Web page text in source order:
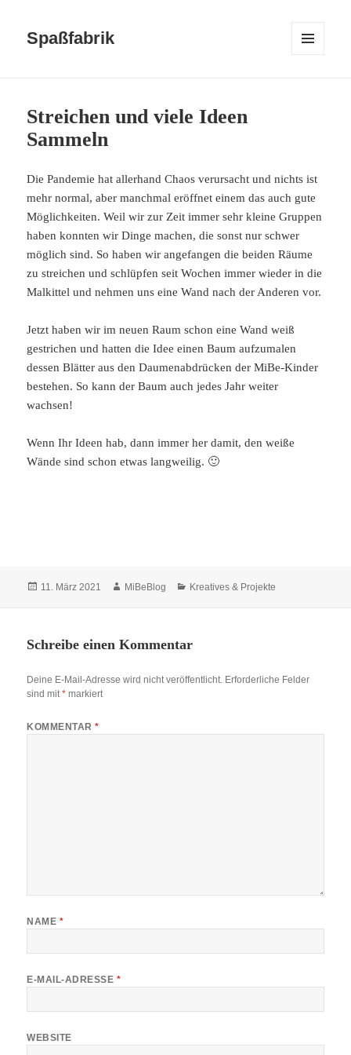
Spaßfabrik
Streichen und viele Ideen
Sammeln
Die Pandemie hat allerhand Chaos verursacht und nichts ist
mehr normal, aber manchmal eröffnet einem das auch gute
Möglichkeiten. Weil wir zur Zeit immer sehr kleine Gruppen
haben konnten wir Dinge machen, die sonst nur schwer
möglich sind. So haben wir angefangen die beiden Räume
zu streichen und schlüpfen seit Wochen immer wieder in die
Malkittel und nehmen uns eine Wand nach der Anderen vor.
Jetzt haben wir im neuen Raum schon eine Wand weiß
gestrichen und hatten die Idee einen Baum aufzumalen
dessen Blätter aus den Daumenabdrücken der MiBe-Kinder
bestehen. So kann der Baum auch jedes Jahr weiter
wachsen!
Wenn Ihr Ideen hab, dann immer her damit, den weiße
Wände sind schon etwas langweilig. 🙂
Veröffentlicht
11. März 2021 Autor
MiBeBlog Kategorien
Kreatives & Projekte
Schreibe einen Kommentar
Deine E-Mail-Adresse wird nicht veröffentlicht. Erforderliche Felder
sind mit* markiert
KOMMENTAR*
NAME *
E-MAIL-ADRESSE *
WEBSITE